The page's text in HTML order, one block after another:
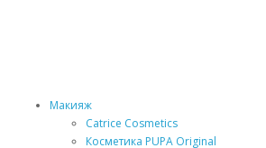
Макияж
Catrice Cosmetics
Косметика PUPA Original